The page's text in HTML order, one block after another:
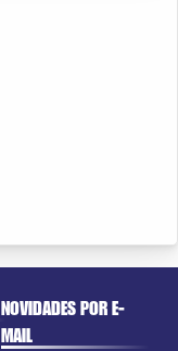
NOVIDADES POR E-
MAIL